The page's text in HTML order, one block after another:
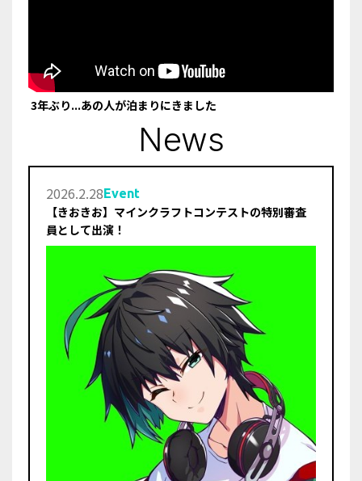
3年ぶり...あの人が泊まりにきました
News
2026.2.28Event
【きおきお】マインクラフトコンテストの特別審査
員として出演！